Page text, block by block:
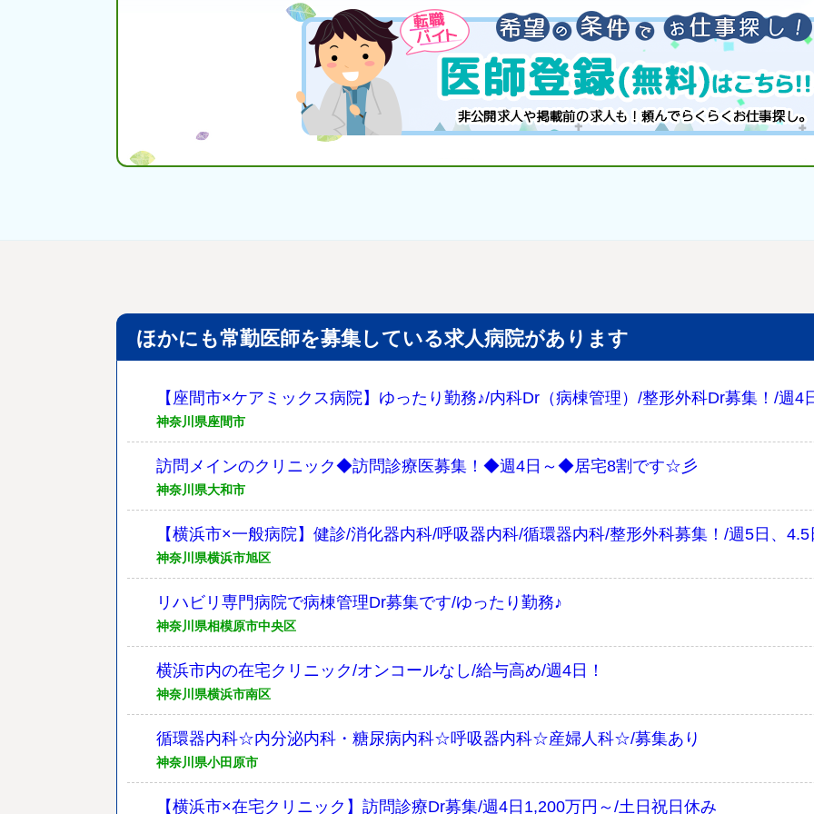
ほかにも常勤医師を募集している求人病院があります
【座間市×ケアミックス病院】ゆったり勤務♪/内科Dr（病棟管理）/整形外科Dr募集！/週4
神奈川県座間市
訪問メインのクリニック◆訪問診療医募集！◆週4日～◆居宅8割です☆彡
神奈川県大和市
【横浜市×一般病院】健診/消化器内科/呼吸器内科/循環器内科/整形外科募集！/週5日、
神奈川県横浜市旭区
リハビリ専門病院で病棟管理Dr募集です/ゆったり勤務♪
神奈川県相模原市中央区
横浜市内の在宅クリニック/オンコールなし/給与高め/週4日！
神奈川県横浜市南区
循環器内科☆内分泌内科・糖尿病内科☆呼吸器内科☆産婦人科☆/募集あり
神奈川県小田原市
【横浜市×在宅クリニック】訪問診療Dr募集/週4日1,200万円～/土日祝日休み